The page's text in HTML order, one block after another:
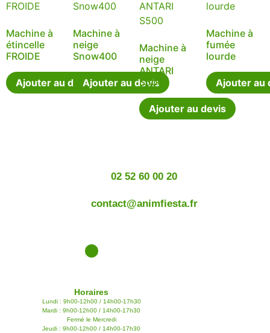
Machine à
étincelle
FROIDE
Ajouter au devis
Machine à
neige
Snow400
Ajouter au devis
Machine à
neige
ANTARI
S500
Ajouter au devis
Machine à
fumée
lourde
Ajouter au
02 52 60 00 20
contact@animfiesta.fr
Horaires
Lundi : 9h00-12h00 / 14h00-17h30
Mardi : 9h00-12h00 / 14h00-17h30
Fermé le Mercredi
Jeudi : 9h00-12h00 / 14h00-17h30